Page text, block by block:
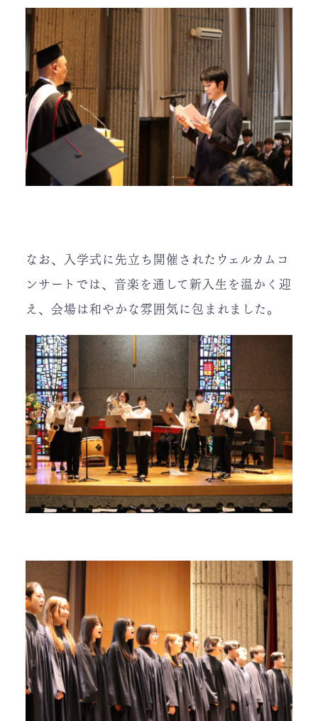
なお、入学式に先立ち開催されたウェルカムコ
ンサートでは、音楽を通して新入生を温かく迎
え、会場は和やかな雰囲気に包まれました。